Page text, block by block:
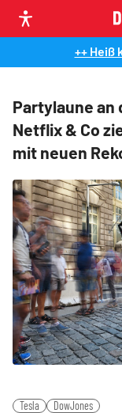
++ Heiß
Partylaune an
Netflix & Co
mit neuen
Tesla DowJones